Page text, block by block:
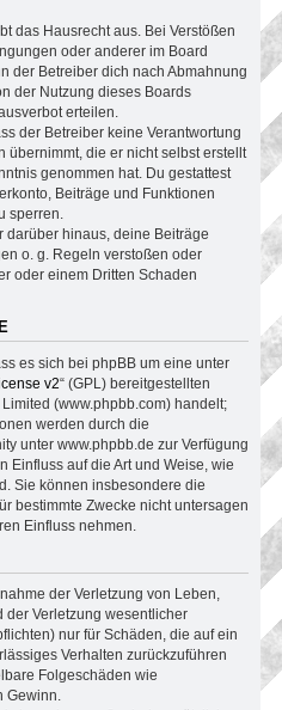
das Hausrecht aus. Bei Verstößen
oder anderer im Board
der Betreiber dich nach Abmahnung
der Nutzung dieses Boards
erteilen.
der Betreiber keine Verantwortung
übernimmt, die er nicht selbst erstellt
genommen hat. Du gestattest
Beiträge und Funktionen
sperren.
darüber hinaus, deine Beiträge
o. g. Regeln verstoßen oder
oder einem Dritten Schaden
es sich bei phpBB um eine unter
v2“ (GPL) bereitgestellten
(www.phpbb.com) handelt;
werden durch die
unter www.phpbb.de zur Verfügung
Einfluss auf die Art und Weise, wie
Sie können insbesondere die
bestimmte Zwecke nicht untersagen
Einfluss nehmen.
der Verletzung von Leben,
der Verletzung wesentlicher
nur für Schäden, die auf ein
Verhalten zurückzuführen
Folgeschäden wie
Gewinn.